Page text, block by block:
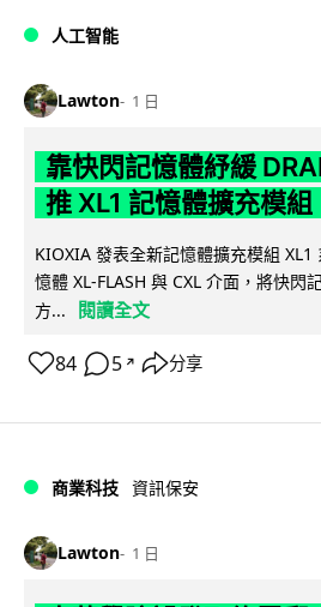
人工智能
Lawton 1 日
靠快閃記憶體紓緩
推 XL1 記憶體擴充模組
KIOXIA 發表全新記憶體擴充模組
憶體 XL-FLASH 與 CXL 介面，將快閃
方...
閱讀全文
84 5 ↗ 分享
商業科技 資訊保安
Lawton 1 日